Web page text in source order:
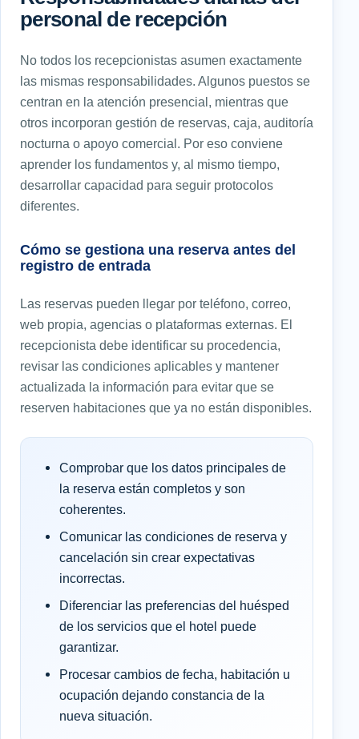
personal de recepción
No todos los recepcionistas asumen exactamente
las mismas responsabilidades. Algunos puestos se
centran en la atención presencial, mientras que
otros incorporan gestión de reservas, caja, auditoría
nocturna o apoyo comercial. Por eso conviene
aprender los fundamentos y, al mismo tiempo,
desarrollar capacidad para seguir protocolos
diferentes.
Cómo se gestiona una reserva antes del
registro de entrada
Las reservas pueden llegar por teléfono, correo,
web propia, agencias o plataformas externas. El
recepcionista debe identificar su procedencia,
revisar las condiciones aplicables y mantener
actualizada la información para evitar que se
reserven habitaciones que ya no están disponibles.
Comprobar que los datos principales de
la reserva están completos y son
coherentes.
Comunicar las condiciones de reserva y
cancelación sin crear expectativas
incorrectas.
Diferenciar las preferencias del huésped
de los servicios que el hotel puede
garantizar.
Procesar cambios de fecha, habitación u
ocupación dejando constancia de la
nueva situación.